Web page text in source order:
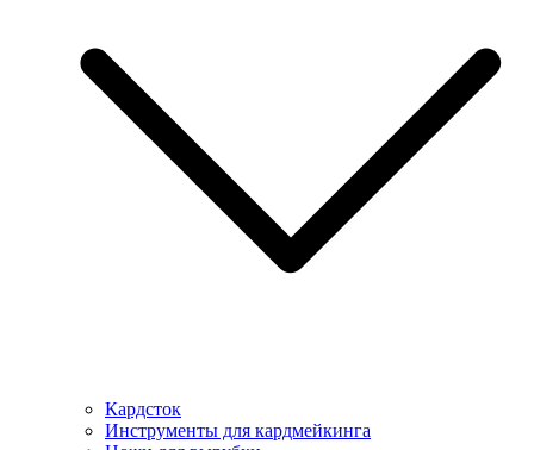
Кардсток
Инструменты для кардмейкинга